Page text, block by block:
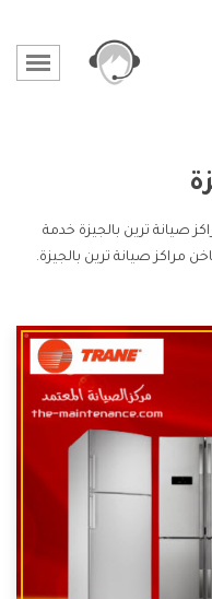
صيانة ترين بالجيزة خدمة
مراكز صيانة ترين بالجيزة.